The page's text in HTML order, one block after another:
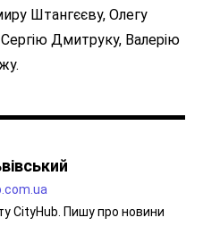
Штангєєву, Олегу
Сергію Дмитруку, Валерію
CityHub. Пишу про новини